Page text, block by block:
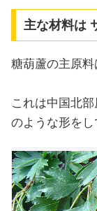
主な材料は
糖葫蘆の主原料
これは中国北
のような形をし